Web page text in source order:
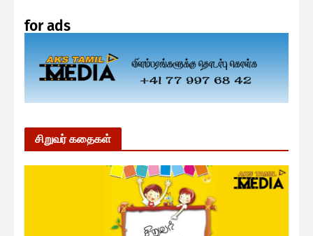
for ads
சிறுவர் கதைகள்